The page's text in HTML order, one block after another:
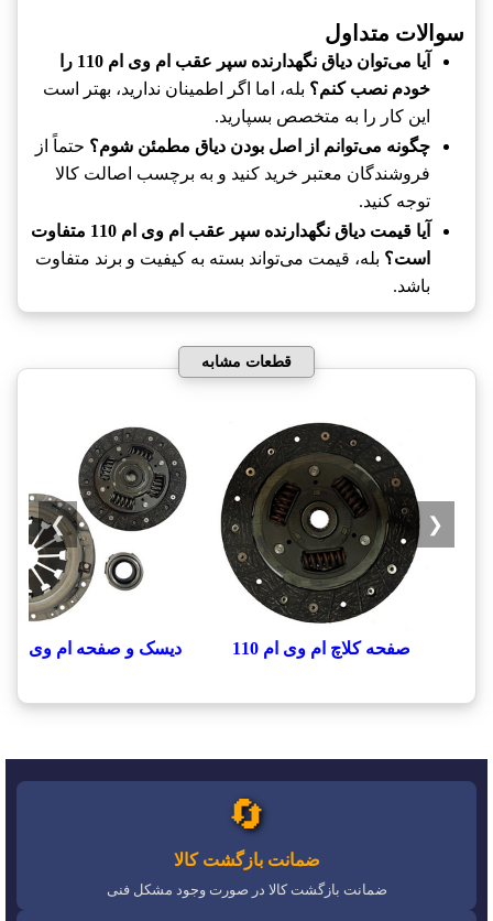
سوالات متداول
آیا می‌توان دیاق نگهدارنده سپر عقب ام وی ام 110 را
خودم نصب کنم؟ بله، اما اگر اطمینان ندارید، بهتر است
این کار را به متخصص بسپارید.
چگونه می‌توانم از اصل بودن دیاق مطمئن شوم؟ حتماً از
فروشندگان معتبر خرید کنید و به برچسب اصالت کالا
توجه کنید.
آیا قیمت دیاق نگهدارنده سپر عقب ام وی ام 110 متفاوت
است؟ بله، قیمت می‌تواند بسته به کیفیت و برند متفاوت
باشد.
قطعات مشابه
صفحه کلاچ ام وی ام 110 دیسک و صفحه ام وی ام 110
❮
❯
🔄
ضمانت بازگشت کالا
ضمانت بازگشت کالا در صورت وجود مشکل فنی